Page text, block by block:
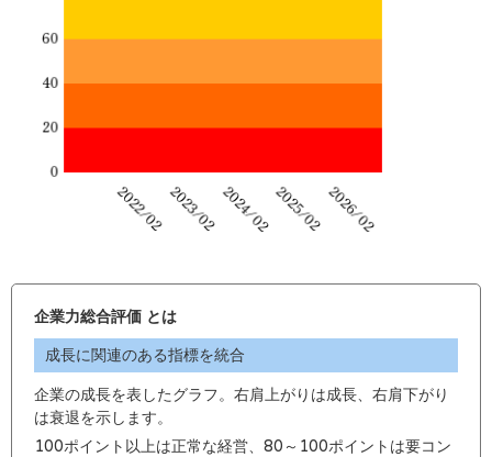
企業力総合評価 とは
成長に関連のある指標を統合
企業の成長を表したグラフ。右肩上がりは成長、右肩下がり
は衰退を示します。
100ポイント以上は正常な経営、80～100ポイントは要コン